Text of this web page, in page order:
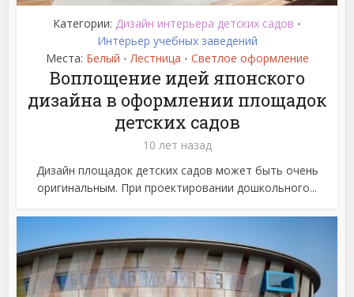
Категории: Дизайн интерьера детских садов •
Интерьер учебных заведений
Места: Белый • Лестница • Светлое оформление
Воплощение идей японского
дизайна в оформлении площадок
детских садов
10 лет назад
Дизайн площадок детских садов может быть очень
оригинальным. При проектировании дошкольного...